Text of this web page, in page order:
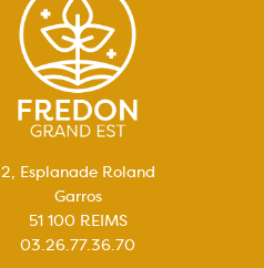
2, Esplanade Roland
Garros
51 100 REIMS
03.26.77.36.70